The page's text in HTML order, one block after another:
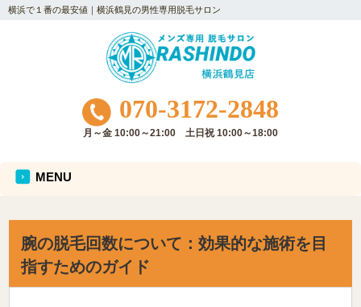
横浜で１番の最安値｜横浜鶴見の男性専用脱毛サロン
070-3172-2848
月～金 10:00～21:00 土日祝 10:00～18:00
MENU
腕の脱毛回数について：効果的な施術を目
指すためのガイド